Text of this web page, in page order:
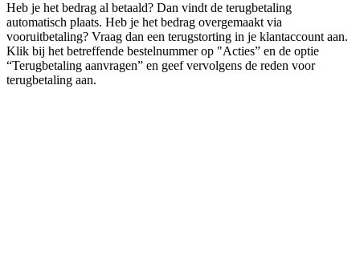
Heb je het bedrag al betaald? Dan vindt de terugbetaling
automatisch plaats. Heb je het bedrag overgemaakt via
vooruitbetaling? Vraag dan een terugstorting in je klantaccount aan.
Klik bij het betreffende bestelnummer op "Acties” en de optie
“Terugbetaling aanvragen” en geef vervolgens de reden voor
terugbetaling aan.